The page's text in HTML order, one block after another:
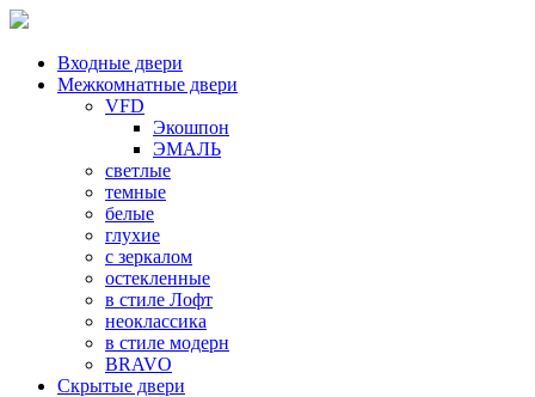
Входные двери
Межкомнатные двери
VFD
Экошпон
ЭМАЛЬ
светлые
темные
белые
глухие
с зеркалом
остекленные
в стиле Лофт
неоклассика
в стиле модерн
BRAVO
Скрытые двери